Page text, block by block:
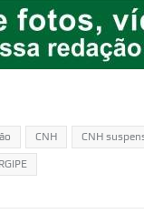
CNH CNH